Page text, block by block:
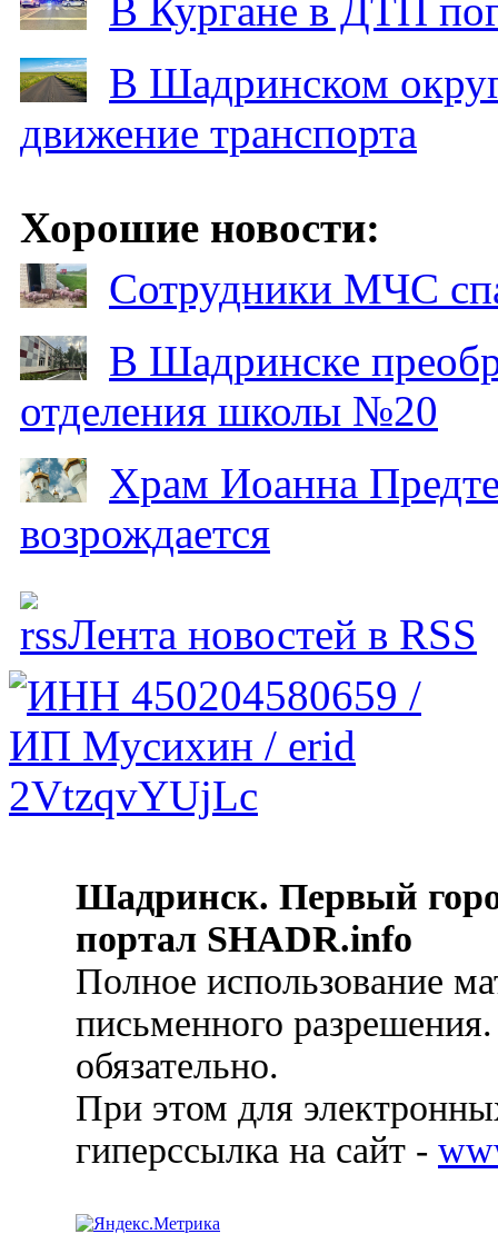
В Кургане в ДТП
В Шадринском
движение транспорта
Хорошие новости:
Сотрудники МЧС
В Шадринске
отделения школы №20
Храм Иоанна
возрождается
Лента новостей в RSS
Шадринск. Первый
портал SHADR.info
Полное использование
письменного
обязательно.
При этом для
гиперссылка на сайт -